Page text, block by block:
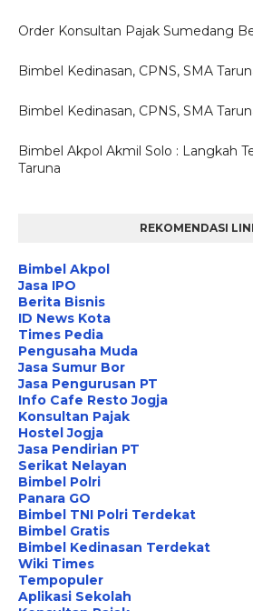
Order Konsultan Pajak Sumedang
Bimbel Kedinasan, CPNS, SMA
Bimbel Kedinasan, CPNS, SMA
Bimbel Akpol Akmil Solo : Langkah
Taruna
REKOMENDASI
Bimbel Akpol
Jasa IPO
Berita Bisnis
ID News Kota
Times Pedia
Pengusaha Muda
Jasa Sumur Bor
Jasa Pengurusan PT
Info Cafe Resto Jogja
Konsultan Pajak
Hostel Jogja
Jasa Pendirian PT
Serikat Nelayan
Bimbel Polri
Panara GO
Bimbel TNI Polri Terdekat
Bimbel Gratis
Bimbel Kedinasan Terdekat
Wiki Times
Tempopuler
Aplikasi Sekolah